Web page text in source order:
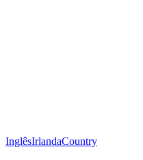
InglêsIrlandaCountry